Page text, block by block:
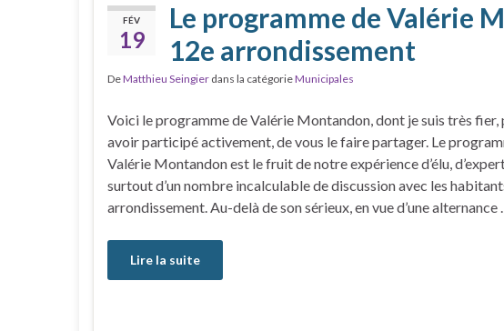
FÉV
19
Le programme de Valérie
12e arrondissement
DeMatthieu Seingier dans la catégorieMunicipales
Voici le programme de Valérie Montandon, dont je suis très fier,
avoir participé activement, de vous le faire partager. Le
Valérie Montandon est le fruit de notre expérience d’élu,
surtout d’un nombre incalculable de discussion avec les
arrondissement. Au-delà de son sérieux, en vue d’une alternance
Lire la suite